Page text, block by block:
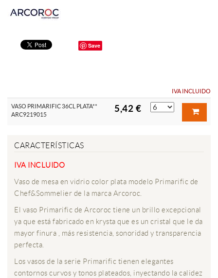
Save
IVA INCLUIDO
VASO PRIMARIFIC 36CL PLATA**
ARC9219015
5,42 €
CARACTERÍSTICAS
IVA INCLUIDO
Vaso de mesa en vidrio color plata modelo Primarific de
Chef&Sommelier de la marca Arcoroc.
El vaso Primarific de Arcoroc tiene un brillo excepcional
ya que está fabricado en krysta que es un cristal que le da
mayor finura , más resistencia, sonoridad y transparencia
perfecta.
Los vasos de la serie Primarific tienen elegantes
contornos curvos y tonos plateados, inyectando la calidez